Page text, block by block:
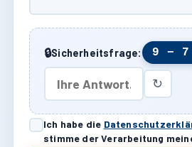
🔒Sicherheitsfrage: 9 − 7
↻
Ich habe die
stimme der Verarbeitung